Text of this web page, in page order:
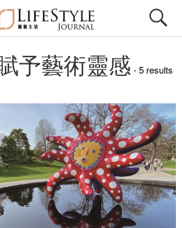
予藝術靈感 - 5 results